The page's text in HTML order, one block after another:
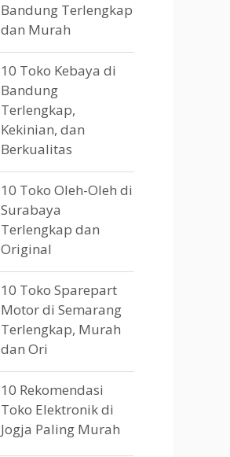
Bandung Terlengkap
dan Murah
10 Toko Kebaya di
Bandung
Terlengkap,
Kekinian, dan
Berkualitas
10 Toko Oleh-Oleh di
Surabaya
Terlengkap dan
Original
10 Toko Sparepart
Motor di Semarang
Terlengkap, Murah
dan Ori
10 Rekomendasi
Toko Elektronik di
Jogja Paling Murah